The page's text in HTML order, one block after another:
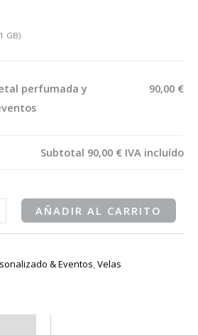
GB)
perfumada y
90,00 €
Subtotal 90,00 € IVA incluído
AÑADIR AL CARRITO
& Eventos,Velas